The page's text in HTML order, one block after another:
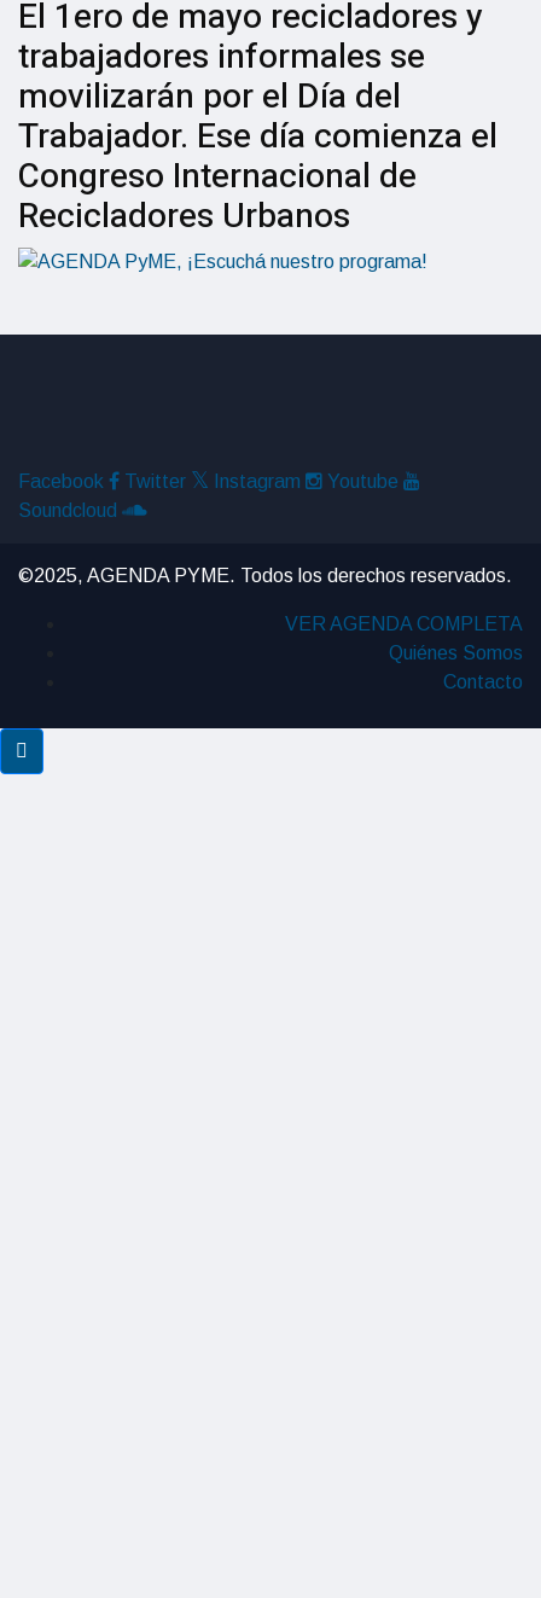
El 1ero de mayo recicladores y
trabajadores informales se
movilizarán por el Día del
Trabajador. Ese día comienza el
Congreso Internacional de
Recicladores Urbanos
Facebook Twitter Instagram
Youtube
Soundcloud
©2025, AGENDA PYME. Todos los derechos reservados.
VER AGENDA COMPLETA
Quiénes Somos
Contacto